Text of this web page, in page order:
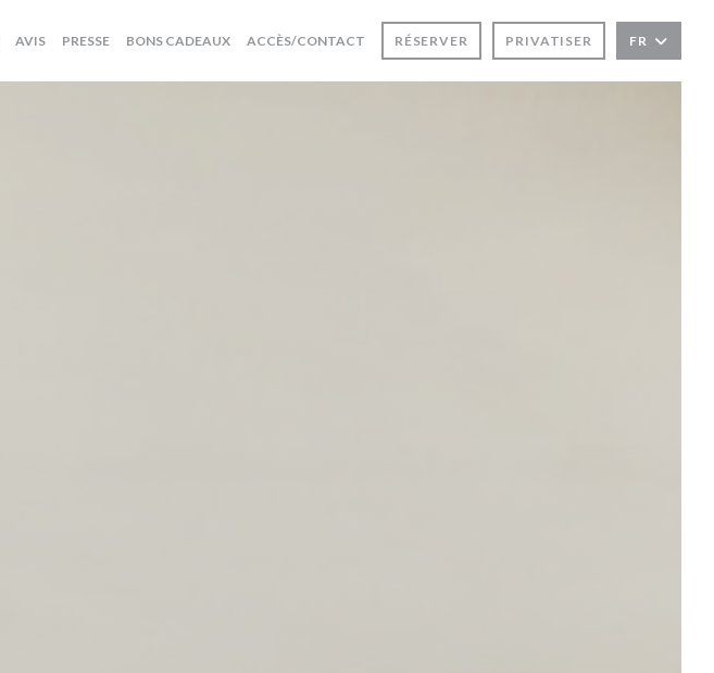
AVIS PRESSE BONS CADEAUX((OUVRE UNE NOUVELLE FENÊTRE))
ACCÈS/CONTACT RÉSERVER PRIVATISER FR